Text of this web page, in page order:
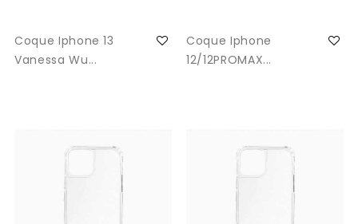
Coque Iphone 13
Vanessa Wu...
Coque Iphone
12/12PROMAX...